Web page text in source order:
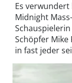
Es verwundert
Midnight
Schöpfer Mike
in fast jeder